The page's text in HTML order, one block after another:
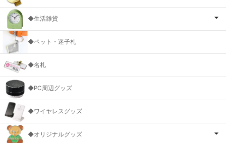
◆生活雑貨
◆ペット・迷子札
◆名札
◆PC周辺グッズ
◆ワイヤレスグッズ
◆オリジナルグッズ